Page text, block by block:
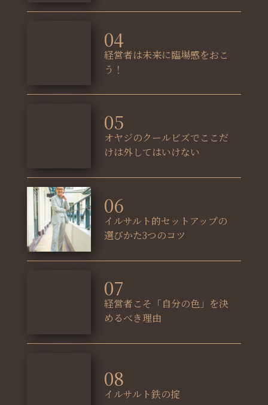
04
経営者は未来に臨場感をおこ
う！
05
オヤジのクールビズでここだ
けは外してはいけない
06
イルサルト的セットアップの
選びかた3つのコツ
07
経営者こそ「自分の色」を決
めるべき理由
08
イルサルト鉄の掟